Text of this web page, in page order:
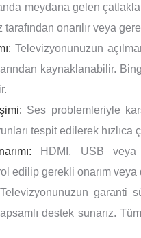
meydana gelen
onarılır veya
Televizyonunuzun
kaynaklanabilir.
Ses problemleriyle
tespit edilerek hızlıca
HDMI, USB veya
edilip gerekli onarım veya
Televizyonunuzun garanti
destek sunarız.